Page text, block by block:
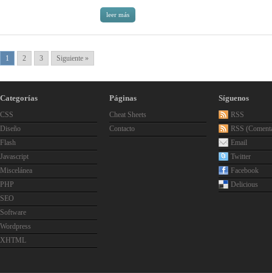
leer más
1 2 3 Siguiente »
Categorías
CSS
Diseño
Flash
Javascript
Miscelánea
PHP
SEO
Software
Wordpress
XHTML
Páginas
Cheat Sheets
Contacto
Síguenos
RSS
RSS
Email
Twitter
Facebook
Delicious